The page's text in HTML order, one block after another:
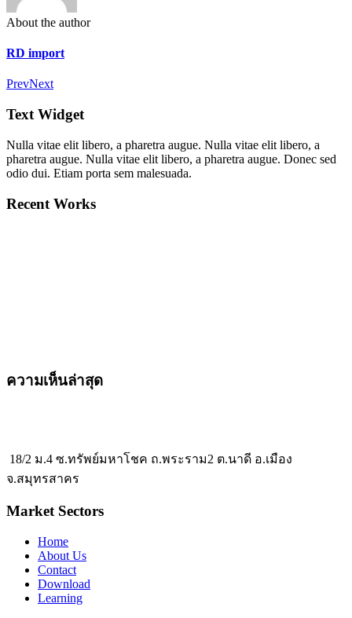
About the author
RD import
PrevNext
Text Widget
Nulla vitae elit libero, a pharetra augue. Nulla vitae elit libero, a
pharetra augue. Nulla vitae elit libero, a pharetra augue. Donec sed
odio dui. Etiam porta sem malesuada.
Recent Works
ความเห็นล่าสุด
18/2 ม.4 ซ.ทรัพย์มหาโชค ถ.พระราม2 ต.นาดี อ.เมือง
จ.สมุทรสาคร
Market Sectors
Home
About Us
Contact
Download
Learning